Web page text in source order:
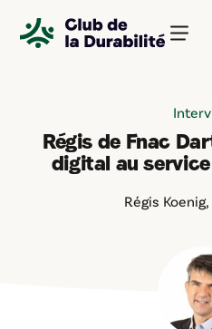
Régis de Fnac
digital au
Régis